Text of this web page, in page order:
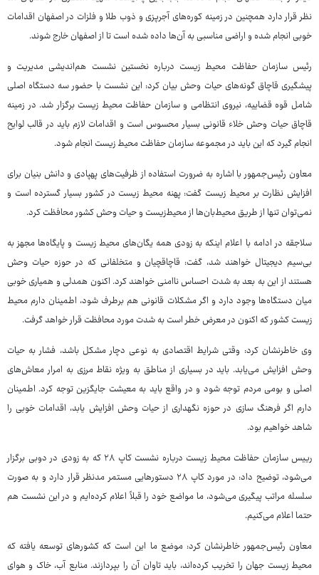
نظر قرار دارد همچنین در زمینه کوره‌های آجرپزی و ذوب طلا و فلزات در اصفهان اقدامات
خوبی انجام شده و اراضی مناسبی به آن‌ها داده شده است تا از اصفهان خارج شوند.
رئیس سازمان حفاظت محیط زیست درباره نخستین نشست هم‌اندیشی مدیریت و
پیشگیری قاچاق گونه‌های حیات وحش بیان کرد: این نشست با حضور سه دستگاه اصلی
شامل قوه قضاییه، نیروی انتظامی و سازمان حفاظت محیط زیست برگزار شد. در زمینه
قاچاق حیات وحش خلاء قانونی بسیار محسوس است و اقدامات لازم باید در قالب لوایح
انجام گیرد که این باید در مجموعه سازمان حفاظت محیط زیست انجام شود.
معاون رئیس‌جمهور با اشاره به ضرورت استفاده از ظرفیت‌های پهپادی و دانش بنیان برای
افزایش نظارت بر محیط زیست گفت: پهنه محیط زیست در کشور بسیار گسترده است و
نمی‌توان تنها از طریق محیط‌بان‌ها از محیط‌زیست و حیات وحش کشور محافظت کرد.
سلاجقه در ادامه با اعلام اینکه به زودی همه یگان‌های محیط زیست و پایگاه‌ها مجهز به
بی‌سیم دیجیتال خواهند شد، گفت: قاچاقچیان و متخلفانی که در حوزه حیات وحش
هستند از این به بعد به شدت احساس ناامنی خواهند کرد. اکنون همدلی و همیاری خوبی
میان دستگاه‌ها وجود دارد و اگر مشکلات قانونی هم برطرف شود، اطمینان دارم محیط
زیست کشور که اکنون در معرض خطر است به شدت مورد محافظت قرار خواهد گرفت.
وی خاطرنشان کرد: وقتی شرایط اقتصادی به نوعی دچار مشکل باشد، فشار به حیات
وحش افزایش می‌یابد. باید در بسیاری از مناطق به ویژه نقاط مرزی به امرار معاش‌های
اصلی و بومی مردم توجه شود و در واقع باید به معیشت جایگزین توجه کرد. اطمینان
دارم اگر فرهنگ سازی در حوزه نگهداری از حیات وحش افزایش یابد، اقدامات خوبی را
شاهد خواهیم بود.
رییس سازمان حفاظت محیط زیست درباره نشست کاپ ٢٨ که به زودی در دوبی برگزار
می‌شود، توضیح داد: در مورد کاپ ۲۸ دستورهایی مستمر مدنظر قرار دارد و به صورت
سلسله مراتب پیگیری می‌شود، ما مواضع خود را قبلاً اعلام کرده‌ایم و در این نشست هم
حتما اعلام می‌کنیم.
معاون رئیس‌جمهور خاطرنشان کرد: موضع ما این است که کشورهای توسعه یافته که
محیط زیست جهان را تخریب کرده‌اند، باید تاوان آن را بپردازند. منابع آب، خاک و هوای